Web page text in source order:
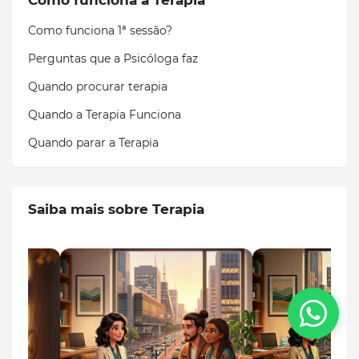
Como funciona 1ª sessão?
Perguntas que a Psicóloga faz
Quando procurar terapia
Quando a Terapia Funciona
Quando parar a Terapia
Saiba mais sobre Terapia